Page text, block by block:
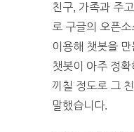
친구, 가족과 주
로 구글의 오픈
이용해 챗봇을
챗봇이 아주 정
끼칠 정도로 그
말했습니다.